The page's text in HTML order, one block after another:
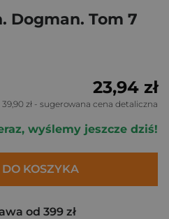
Dogman. Tom 7
23,94 zł
39,90 zł - sugerowana cena detaliczna
wyślemy jeszcze dziś!
KOSZYKA
od 399 zł